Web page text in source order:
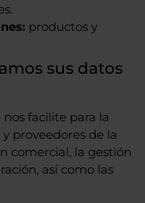
productos y
sus datos
facilite para la
proveedores de la
comercial, la gestión
así como las